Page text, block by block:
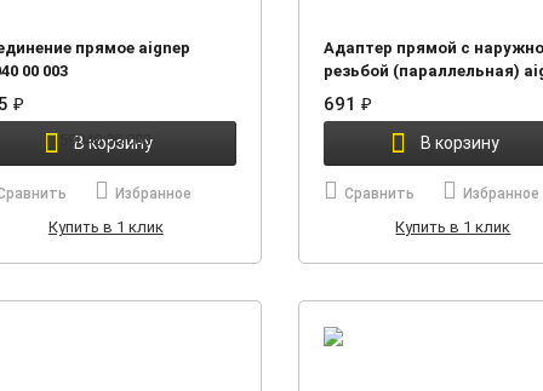
прямое aignep
00 003
₽
В корзину
Избранное
Купить в 1 клик
Адаптер прямой с
резьбой (параллельная)
59020 00 004
691 ₽
В корзину
Сравнить Избранное
Купить в 1 клик